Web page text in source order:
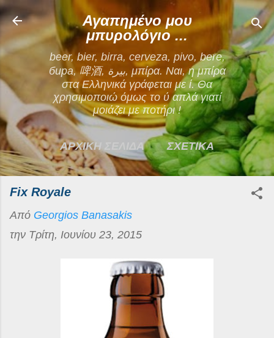
Μετάβαση στο κύριο περιεχόμενο
Αγαπημένο μου
μπυρολόγιο ...
beer, bier, birra, cerveza, pivo, bere,
бира, 啤酒, بيرة, μπίρα. Ναι, η μπίρα
στα Ελληνικά γράφεται με ί. Θα
χρησιμοποιώ όμως το ύ απλά γιατί
μοιάζει με ποτήρι !
ΑΡΧΙΚΗ ΣΕΛΙΔΑ ΣΧΕΤΙΚΑ
ΕΠΙΚΟΙΝΩΝΙΑ
ΟΡΟΙ ΧΡΗΣΗΣ
Fix Royale
Από Georgios Banasakis
την Τρίτη, Ιουνίου 23, 2015